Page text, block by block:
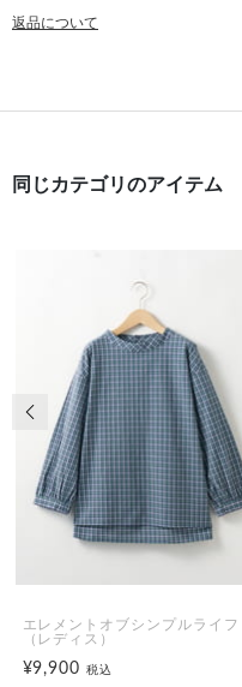
返品について
同じカテゴリのアイテム
エレメントオブシンプルライフ
（レディス）
¥9,900税込
前の画像